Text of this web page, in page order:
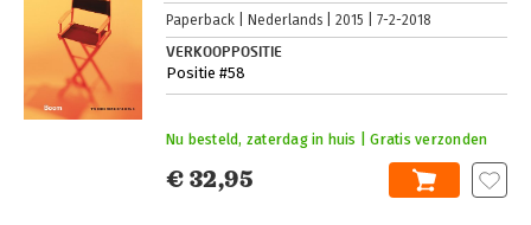
Paperback Nederlands 2015 7-2-2018
VERKOOPPOSITIE
Positie #58
€ 32,95
Nu besteld, zaterdag in huis | Gratis verzonden